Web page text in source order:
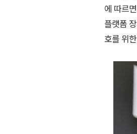
에 따르
플랫폼
호를 위